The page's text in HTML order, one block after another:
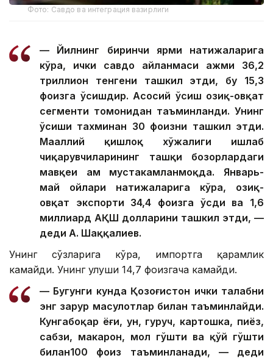
Фото: Савдо ва интеграция вазирлиги
— Йилнинг биринчи ярми натижаларига
кўра, ички савдо айланмаси ҳажми 36,2
триллион тенгени ташкил этди, бу 15,3
фоизга ўсишдир. Асосий ўсиш озиқ-овқат
сегменти томонидан таъминланди. Унинг
ўсиши тахминан 30 фоизни ташкил этди.
Маҳаллий қишлоқ хўжалиги ишлаб
чиқарувчиларининг ташқи бозорлардаги
мавқеи ҳам мустаҳкамланмоқда. Январь-
май ойлари натижаларига кўра, озиқ-
овқат экспорти 34,4 фоизга ўсди ва 1,6
миллиард АҚШ долларини ташкил этди, —
деди А. Шаққалиев.
Унинг сўзларига кўра, импортга қарамлик
камайди. Унинг улуши 14,7 фоизгача камайди.
— Бугунги кунда Қозоғистон ички талабни
энг зарур маҳсулотлар билан таъминлайди.
Кунгабоқар ёғи, ун, гуруч, картошка, пиёз,
сабзи, макарон, мол гўшти ва қўй гўшти
билан100 фоиз таъминланади, — деди